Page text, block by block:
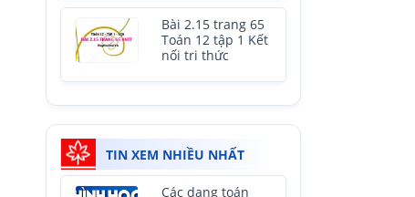
Bài 2.15 trang 65
Toán 12 tập 1 Kết
nối tri thức
TIN XEM NHIỀU NHẤT
Các dạng toán